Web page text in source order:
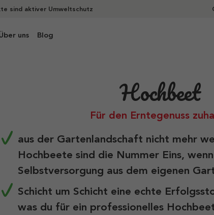
sind aktiver Umweltschutz
uns Blog
Hochbeet
Für den Erntegenuss
aus der Gartenlandschaft nicht mehr
Hochbeete sind die Nummer Eins,
Selbstversorgung aus dem eigenen
Schicht um Schicht eine echte
was du für ein professionelles